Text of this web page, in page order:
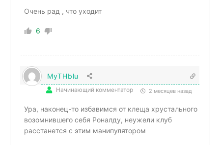
Очень рад , что уходит
6
MyTHblu
Начинающий комментатор 2 месяцев назад
Ура, наконец-то избавимся от клеща хрустального
возомнившего себя Роналду, неужели клуб
расстанется с этим манипулятором